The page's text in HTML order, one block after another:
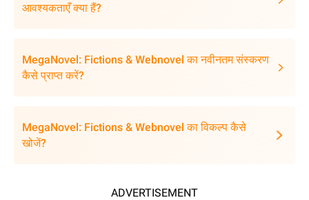
आवश्यकताएँ क्या हैं?
MegaNovel: Fictions & Webnovel का नवीनतम संस्करण
कैसे प्राप्त करें?
MegaNovel: Fictions & Webnovel का विकल्प कैसे
खोजें?
ADVERTISEMENT